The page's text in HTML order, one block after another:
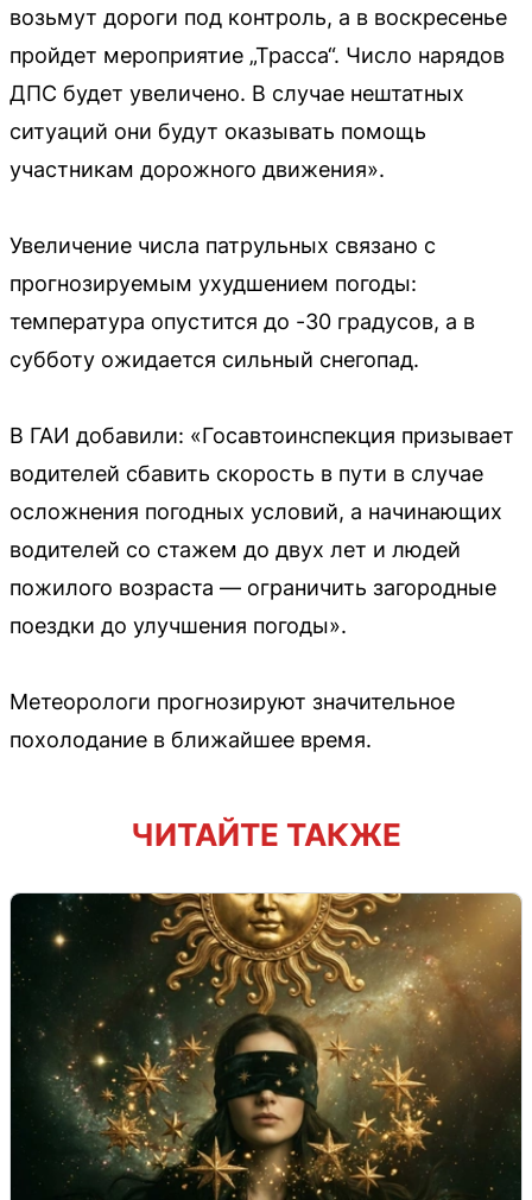
возьмут дороги под контроль, а в воскресенье
пройдет мероприятие „Трасса“. Число нарядов
ДПС будет увеличено. В случае нештатных
ситуаций они будут оказывать помощь
участникам дорожного движения».
Увеличение числа патрульных связано с
прогнозируемым ухудшением погоды:
температура опустится до -30 градусов, а в
субботу ожидается сильный снегопад.
В ГАИ добавили: «Госавтоинспекция призывает
водителей сбавить скорость в пути в случае
осложнения погодных условий, а начинающих
водителей со стажем до двух лет и людей
пожилого возраста — ограничить загородные
поездки до улучшения погоды».
Метеорологи прогнозируют значительное
похолодание в ближайшее время.
ЧИТАЙТЕ ТАКЖЕ